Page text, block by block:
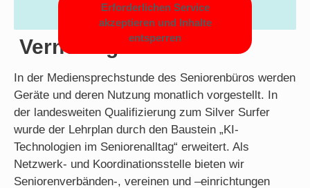
Erforderlichen Service
akzeptieren und Inhalte
entsperren
Vernetzt gedacht!
In der Mediensprechstunde des Seniorenbüros werden
Geräte und deren Nutzung monatlich vorgestellt. In
der landesweiten Qualifizierung zum Silver Surfer
wurde der Lehrplan durch den Baustein „KI-
Technologien im Seniorenalltag“ erweitert. Als
Netzwerk- und Koordinationsstelle bieten wir
Seniorenverbänden-, vereinen und –einrichtungen